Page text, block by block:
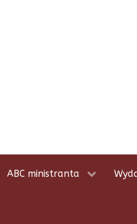
ABC ministranta